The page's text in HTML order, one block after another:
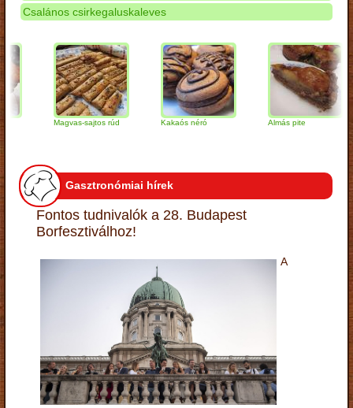
Csalános csirkegaluskaleves
Magvas-sajtos rúd Kakaós néró Almás pite
Gasztronómiai hírek
Fontos tudnivalók a 28. Budapest
Borfesztiválhoz!
A